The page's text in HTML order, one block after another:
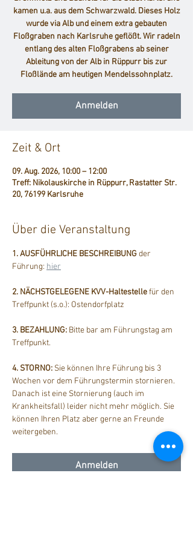
kamen u.a. aus dem Schwarzwald. Dieses Holz
wurde via Alb und einem extra gebauten
Floßgraben nach Karlsruhe geflößt. Wir radeln
entlang des alten Floßgrabens ab seiner
Ableitung von der Alb in Rüppurr bis zur
Floßlände am heutigen Mendelssohnplatz.
Anmelden
Zeit & Ort
09. Aug. 2026, 10:00 – 12:00
Treff: Nikolauskirche in Rüppurr, Rastatter Str.
20, 76199 Karlsruhe
Über die Veranstaltung
1. AUSFÜHRLICHE BESCHREIBUNG der
Führung: hier
2. NÄCHSTGELEGENE KVV-Haltestelle für den
Treffpunkt (s.o.): Ostendorfplatz
3. BEZAHLUNG: Bitte bar am Führungstag am
Treffpunkt.
4. STORNO: Sie können Ihre Führung bis 3
Wochen vor dem Führungstermin stornieren.
Danach ist eine Stornierung (auch im
Krankheitsfall) leider nicht mehr möglich. Sie
können Ihren Platz aber gerne an Freunde
weitergeben.
Anmelden